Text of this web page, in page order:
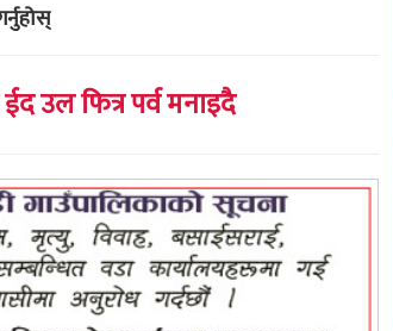
उल फित्र पर्व मनाइदै